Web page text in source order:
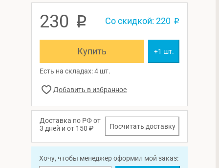
230 p Со скидкой: 220 p
Купить +1 шт.
Есть на складах: 4 шт.
Доставка по РФ от
3 дней и от 150 ₽
Посчитать доставку
Хочу, чтобы менеджер оформил мой заказ: